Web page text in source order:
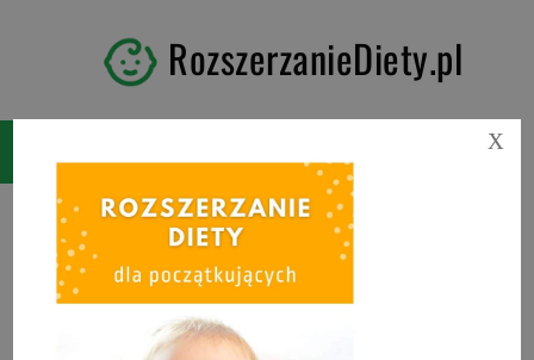
RozszerzanieDiety.pl
X